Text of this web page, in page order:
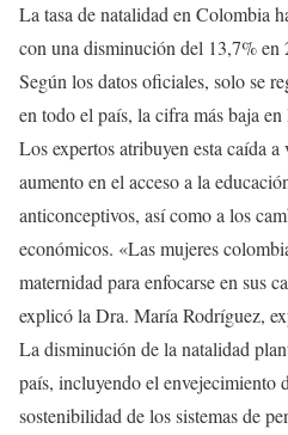
La tasa de natalidad en Colombia
con una disminución del 13,7% en
Según los datos oficiales, solo se
en todo el país, la cifra más baja
Los expertos atribuyen esta caída
aumento en el acceso a la
anticonceptivos, así como a los
económicos. «Las mujeres
maternidad para enfocarse en sus
explicó la Dra. María Rodríguez,
La disminución de la natalidad
país, incluyendo el envejecimiento
sostenibilidad de los sistemas de